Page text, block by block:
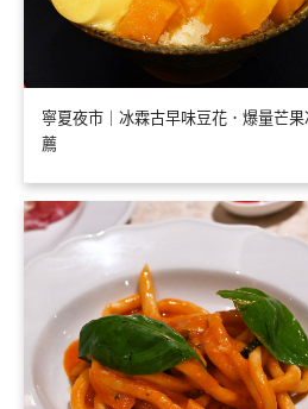
寧夏夜市｜冰霖古早味豆花．爆量芒
薦